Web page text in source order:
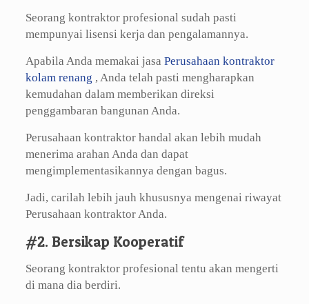
Seorang kontraktor profesional sudah pasti
mempunyai lisensi kerja dan pengalamannya.
Apabila Anda memakai jasa Perusahaan kontraktor
kolam renang , Anda telah pasti mengharapkan
kemudahan dalam memberikan direksi
penggambaran bangunan Anda.
Perusahaan kontraktor handal akan lebih mudah
menerima arahan Anda dan dapat
mengimplementasikannya dengan bagus.
Jadi, carilah lebih jauh khususnya mengenai riwayat
Perusahaan kontraktor Anda.
#2. Bersikap Kooperatif
Seorang kontraktor profesional tentu akan mengerti
di mana dia berdiri.